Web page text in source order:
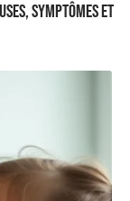
symptômes et